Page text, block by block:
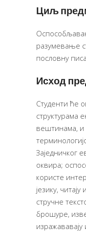
Циљ
разумевање
пословну
Исход
Студенти ће
структурама
вештинама,
Заједничког
оквира;
користе
језику,
стручне
брошуре,